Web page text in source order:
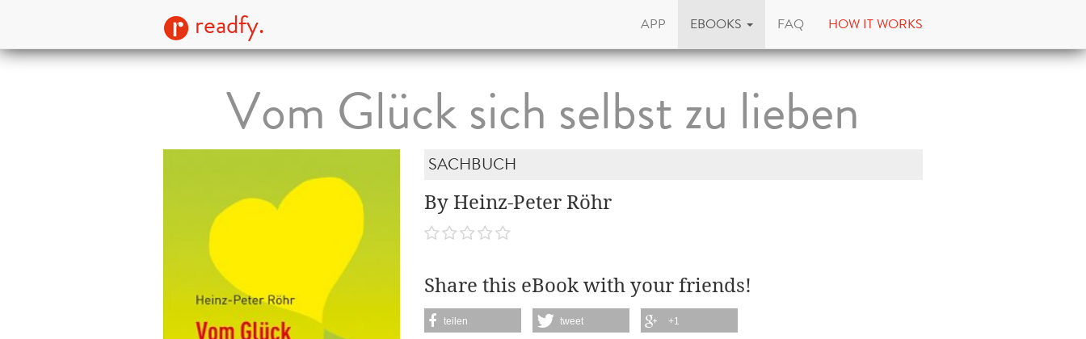
readfy. APP EBOOKS FAQ HOW IT WORKS
Vom Glück sich selbst zu lieben
SACHBUCH
By Heinz-Peter Röhr
Share this eBook with your friends!
teilen tweet +1